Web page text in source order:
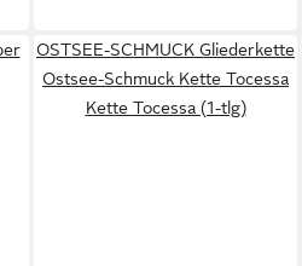
OSTSEE-SCHMUCK Gliederkette
Ostsee-Schmuck Kette Tocessa
Kette Tocessa (1-tlg)